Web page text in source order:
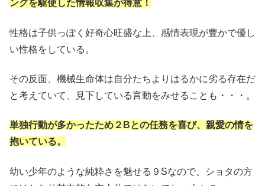
ングを駆使した情報収集が得意！
性格は子供っぽく好奇心旺盛な上、感情表現が豊かで優し
い性格をしている。
その反面、機械生命体は自分たちよりはるかに劣る存在だ
と考えていて、見下している言動をみせることも・・・。
単独行動が多かったため２Bとの任務を喜び、親愛の情を
抱いている。
幼い少年のような純粋さを魅せる９Sなので、ショタの方